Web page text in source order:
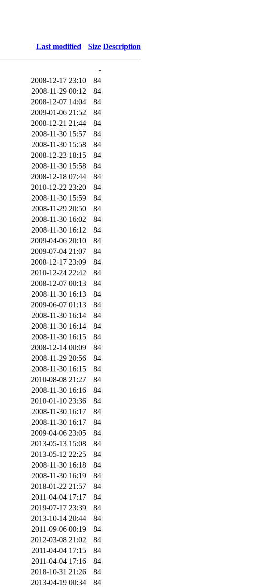
Last modified Size Description
-
2008-12-17 23:10
84
2008-11-29 00:12
84
2008-12-07 14:04
84
2009-01-06 21:52
84
2008-12-21 21:44
84
2008-11-30 15:57
84
2008-11-30 15:58
84
2008-12-23 18:15
84
2008-11-30 15:58
84
2008-12-18 07:44
84
2010-12-22 23:20
84
2008-11-30 15:59
84
2008-11-29 20:50
84
2008-11-30 16:02
84
2008-11-30 16:12
84
2009-04-06 20:10
84
2009-07-04 21:07
84
2008-12-17 23:09
84
2010-12-24 22:42
84
2008-12-07 00:13
84
2008-11-30 16:13
84
2009-06-07 01:13
84
2008-11-30 16:14
84
2008-11-30 16:14
84
2008-11-30 16:15
84
2008-12-14 00:09
84
2008-11-29 20:56
84
2008-11-30 16:15
84
2010-08-08 21:27
84
2008-11-30 16:16
84
2010-01-10 23:36
84
2008-11-30 16:17
84
2008-11-30 16:17
84
2009-04-06 23:05
84
2013-05-13 15:08
84
2013-05-12 22:25
84
2008-11-30 16:18
84
2008-11-30 16:19
84
2018-01-22 21:57
84
2011-04-04 17:17
84
2019-07-17 23:39
84
2013-10-14 20:44
84
2011-09-06 00:19
84
2012-03-08 21:02
84
2011-04-04 17:15
84
2011-04-04 17:16
84
2018-10-31 21:26
84
2013-04-19 00:34
84